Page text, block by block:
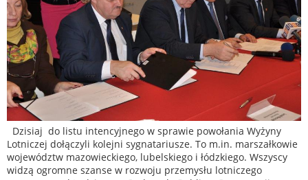
Dzisiaj do listu intencyjnego w sprawie powołania Wyżyny
Lotniczej dołączyli kolejni sygnatariusze. To m.in. marszałkowie
województw mazowieckiego, lubelskiego i łódzkiego. Wszyscy
widzą ogromne szanse w rozwoju przemysłu lotniczego